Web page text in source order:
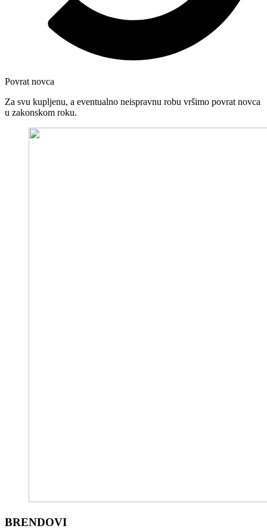
Povrat novca
Za svu kupljenu, a eventualno neispravnu robu vršimo povrat novca
u zakonskom roku.
BRENDOVI